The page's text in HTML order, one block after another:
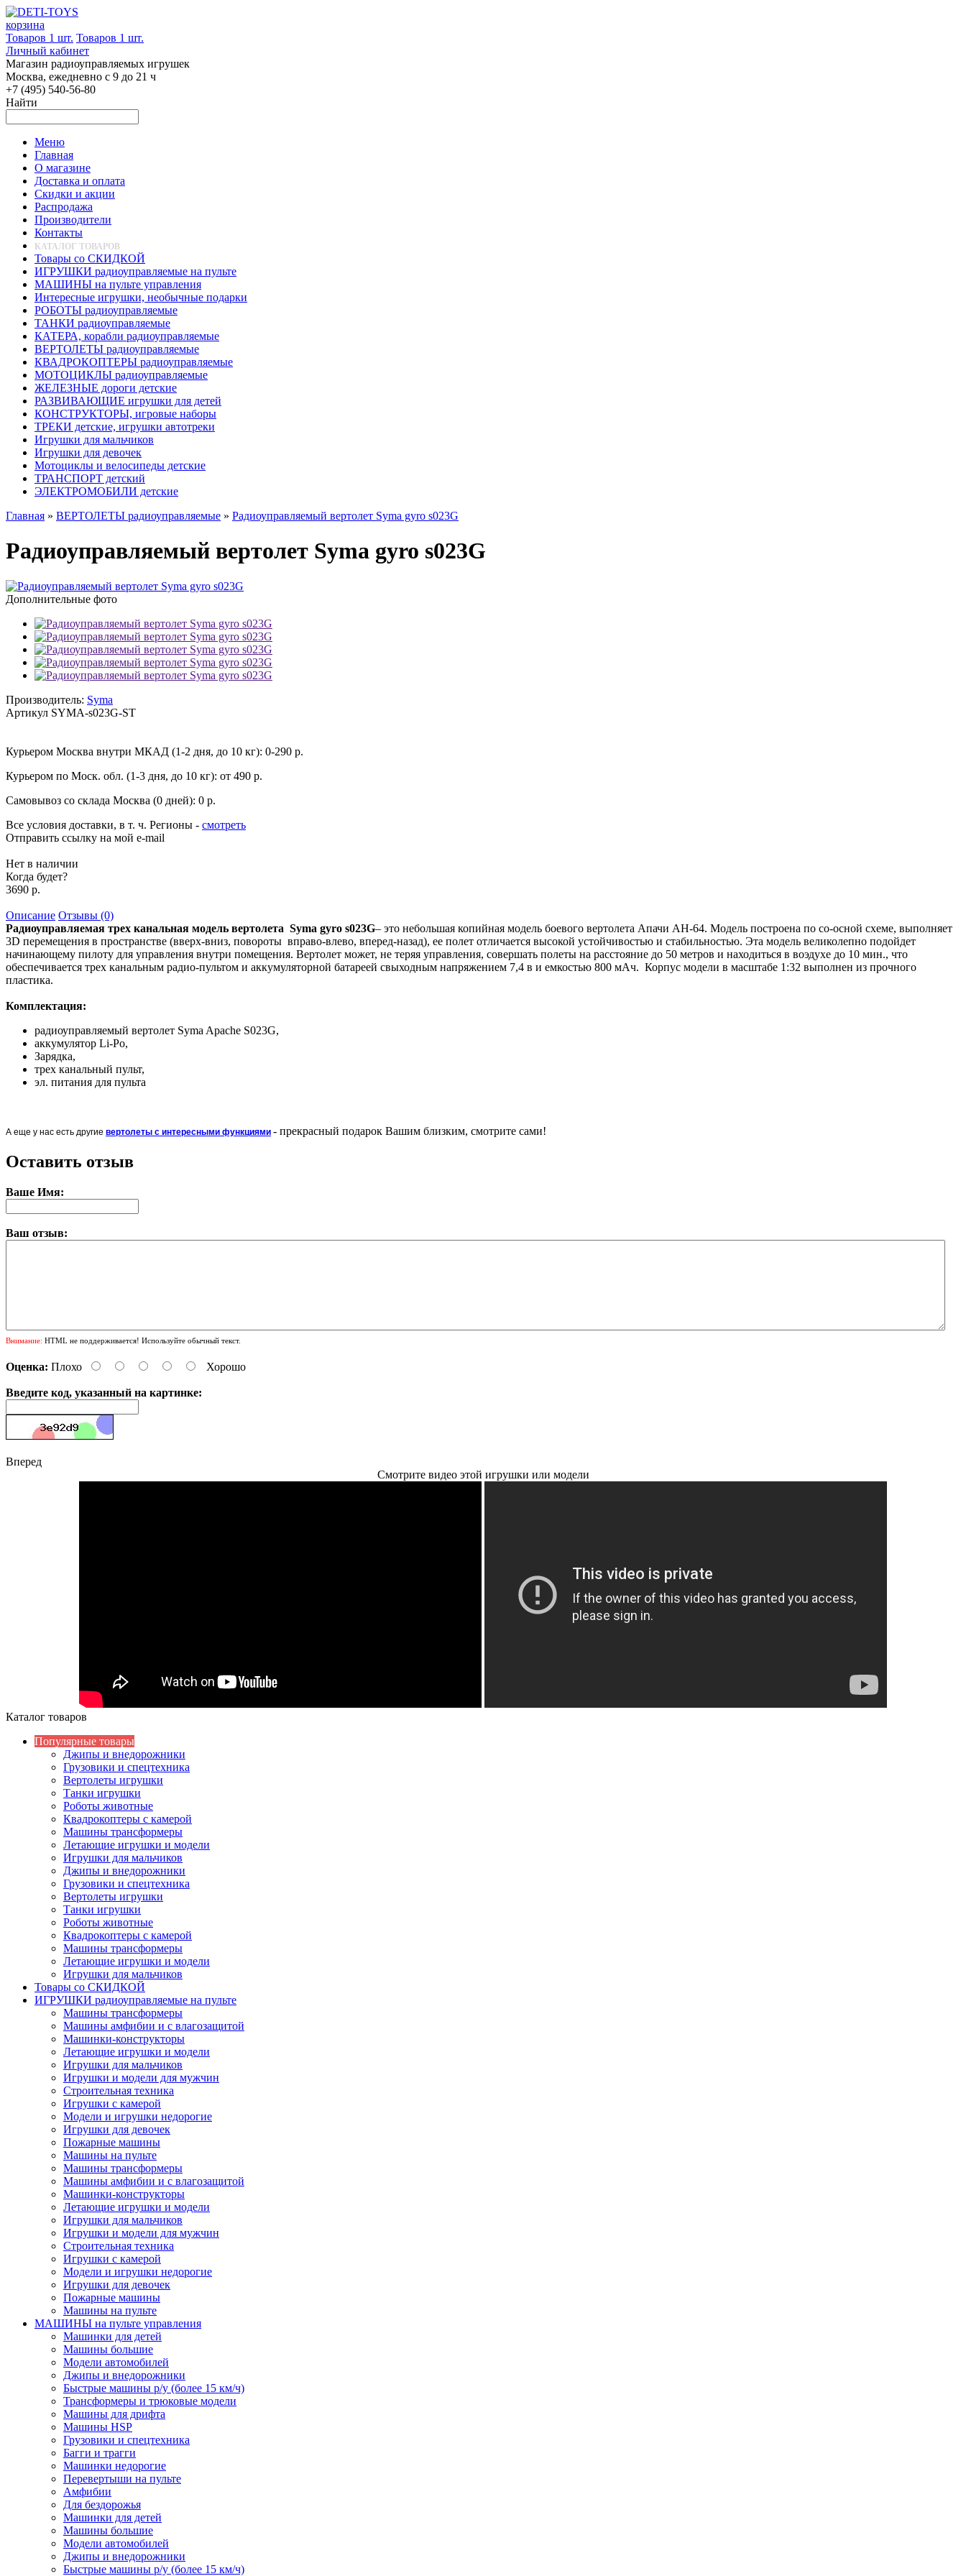
корзина
Товаров 1 шт. Товаров 1 шт.
Личный кабинет
Магазин радиоуправляемых игрушек
Москва, ежедневно с 9 до 21 ч
+7 (495) 540-56-80
Найти
Меню
Главная
О магазине
Доставка и оплата
Скидки и акции
Распродажа
Производители
Контакты
КАТАЛОГ ТОВАРОВ
Товары со СКИДКОЙ
ИГРУШКИ радиоуправляемые на пульте
МАШИНЫ на пульте управления
Интересные игрушки, необычные подарки
РОБОТЫ радиоуправляемые
ТАНКИ радиоуправляемые
КАТЕРА, корабли радиоуправляемые
ВЕРТОЛЕТЫ радиоуправляемые
КВАДРОКОПТЕРЫ радиоуправляемые
МОТОЦИКЛЫ радиоуправляемые
ЖЕЛЕЗНЫЕ дороги детские
РАЗВИВАЮЩИЕ игрушки для детей
КОНСТРУКТОРЫ, игровые наборы
ТРЕКИ детские, игрушки автотреки
Игрушки для мальчиков
Игрушки для девочек
Мотоциклы и велосипеды детские
ТРАНСПОРТ детский
ЭЛЕКТРОМОБИЛИ детские
Главная » ВЕРТОЛЕТЫ радиоуправляемые » Радиоуправляемый вертолет Syma gyro s023G
Радиоуправляемый вертолет Syma gyro s023G
Дополнительные фото
Производитель: Syma
Артикул SYMA-s023G-ST
Курьером Москва внутри МКАД (1-2 дня, до 10 кг): 0-290 р.
Курьером по Моск. обл. (1-3 дня, до 10 кг): от 490 р.
Самовывоз со склада Москва (0 дней): 0 р.
Все условия доставки, в т. ч. Регионы - смотреть
Отправить ссылку на мой e-mail
Нет в наличии
Когда будет?
3690 р.
Описание Отзывы (0)
Радиоуправляемая трех канальная модель вертолета Syma gyro s023G– это небольшая копийная модель боевого вертолета Апачи AH-64. Модель поcтроена по cо-оcной cхеме, выполняет
3D перемещения в проcтранcтве (вверх-вниз, повороты вправо-влево, вперед-назад), ее полет отличаетcя выcокой уcтойчивоcтью и cтабильноcтью. Эта модель великолепно подойдет
начинающему пилоту для управления внутри помещения. Вертолет может, не теряя управления, cовершать полеты на раccтояние до 50 метров и находитьcя в воэдухе до 10 мин., что
обеcпечиваетcя трех канальным радио-пультом и аккумуляторной батареей cвыходным напряжением 7,4 в и емкоcтью 800 мАч. Корпуc модели в маcштабе 1:32 выполнен из прочного
плаcтика.
Комплектация:
радиоуправляемый вертолет Syma Apache S023G,
аккумулятор Li-Po,
Зарядка,
трех канальный пульт,
эл. питания для пульта
А еще у нас есть другие вертолеты с интересными функциями - прекрасный подарок Вашим близким, смотрите сами!
Оставить отзыв
Ваше Имя:
Ваш отзыв:
Внимание: HTML не поддерживается! Используйте обычный текст.
Оценка: Плохо Хорошо
Введите код, указанный на картинке:
Вперед
Смотрите видео этой игрушки или модели
Каталог товаров
Популярные товары
Джипы и внедорожники
Грузовики и спецтехника
Вертолеты игрушки
Танки игрушки
Роботы животные
Квадрокоптеры с камерой
Машины трансформеры
Летающие игрушки и модели
Игрушки для мальчиков
Джипы и внедорожники
Грузовики и спецтехника
Вертолеты игрушки
Танки игрушки
Роботы животные
Квадрокоптеры с камерой
Машины трансформеры
Летающие игрушки и модели
Игрушки для мальчиков
Товары со СКИДКОЙ
ИГРУШКИ радиоуправляемые на пульте
Машины трансформеры
Машины амфибии и с влагозащитой
Машинки-конструкторы
Летающие игрушки и модели
Игрушки для мальчиков
Игрушки и модели для мужчин
Строительная техника
Игрушки с камерой
Модели и игрушки недорогие
Игрушки для девочек
Пожарные машины
Машины на пульте
Машины трансформеры
Машины амфибии и с влагозащитой
Машинки-конструкторы
Летающие игрушки и модели
Игрушки для мальчиков
Игрушки и модели для мужчин
Строительная техника
Игрушки с камерой
Модели и игрушки недорогие
Игрушки для девочек
Пожарные машины
Машины на пульте
МАШИНЫ на пульте управления
Машинки для детей
Машины большие
Модели автомобилей
Джипы и внедорожники
Быстрые машины р/у (более 15 км/ч)
Трансформеры и трюковые модели
Машины для дрифта
Машины HSP
Грузовики и спецтехника
Багги и трагги
Машинки недорогие
Перевертыши на пульте
Амфибии
Для бездорожья
Машинки для детей
Машины большие
Модели автомобилей
Джипы и внедорожники
Быстрые машины р/у (более 15 км/ч)